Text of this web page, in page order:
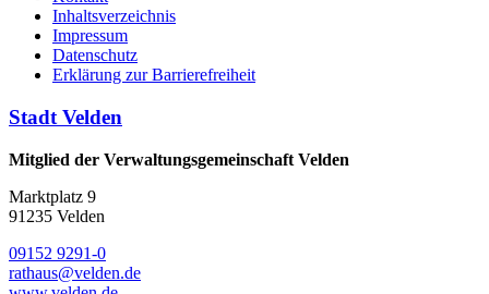
Inhaltsverzeichnis
Impressum
Datenschutz
Erklärung zur Barrierefreiheit
Stadt Velden
Mitglied der Verwaltungsgemeinschaft Velden
Marktplatz 9
91235 Velden
09152 9291-0
rathaus@velden.de